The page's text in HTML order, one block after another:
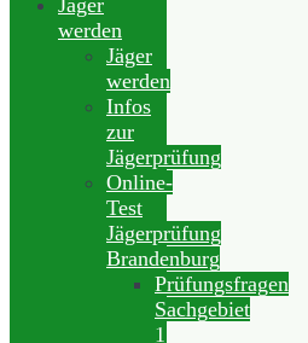
Jäger
werden
Jäger
werden
Infos
zur
Jägerprüfung
Online-
Test
Jägerprüfung
Brandenburg
Prüfungsfragen
Sachgebiet
1